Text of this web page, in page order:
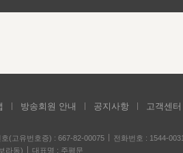
방송회원 안내 공지사항
고객센터
(고유번호증) : 667-82-00075
전화번호 : 1544-0031
라동)
대표명 : 주평문